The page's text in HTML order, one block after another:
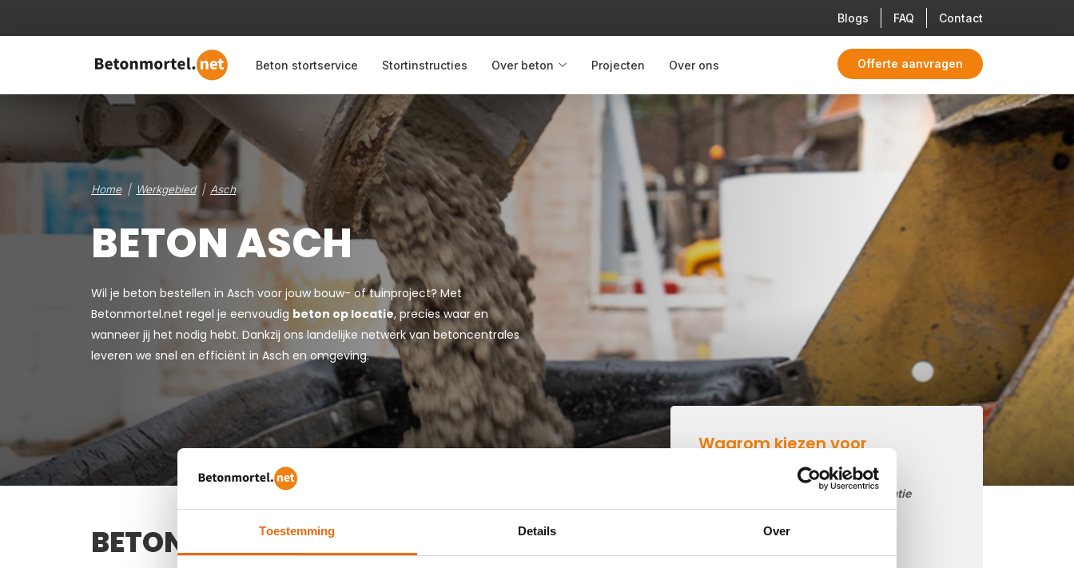
Toestemming Details Over
Blogs FAQ Contact
Beton stortservice Stortinstructies Over beton Projecten Over ons Offerte aanvragen
Home Werkgebied Asch
BETON ASCH
Wil je beton bestellen in Asch voor jouw bouw- of tuinproject? Met
Betonmortel.net regel je eenvoudig beton op locatie, precies waar en
wanneer jij het nodig hebt. Dankzij ons landelijke netwerk van betoncentrales
leveren we snel en efficiënt in Asch en omgeving.
BETON BESTELLEN IN ASCH
Waarom kiezen voor
Betonmortel.net
Goedkoop beton storten op locatie